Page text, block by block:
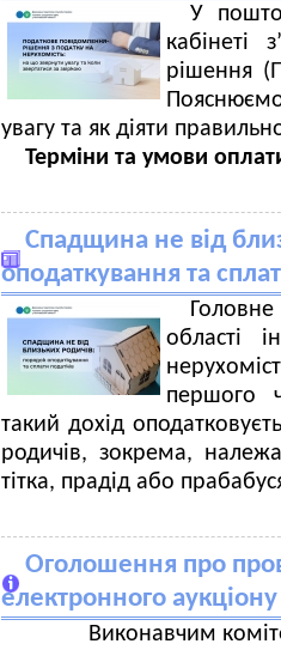
У
кабінеті
рішення
увагу та як діяти
Терміни та умови
Спадщина не від
оподаткування та
області
першого
такий дохід
родичів, зокрема,
тітка, прадід або
Оголошення про
електронного аукціону
Виконавчим